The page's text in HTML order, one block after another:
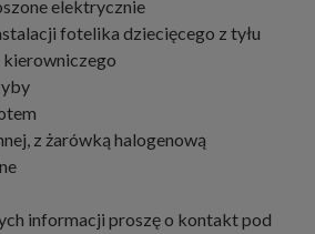
elektrycznie
fotelika dziecięcego z tyłu
kierowniczego
z żarówką halogenową
informacji proszę o kontakt pod